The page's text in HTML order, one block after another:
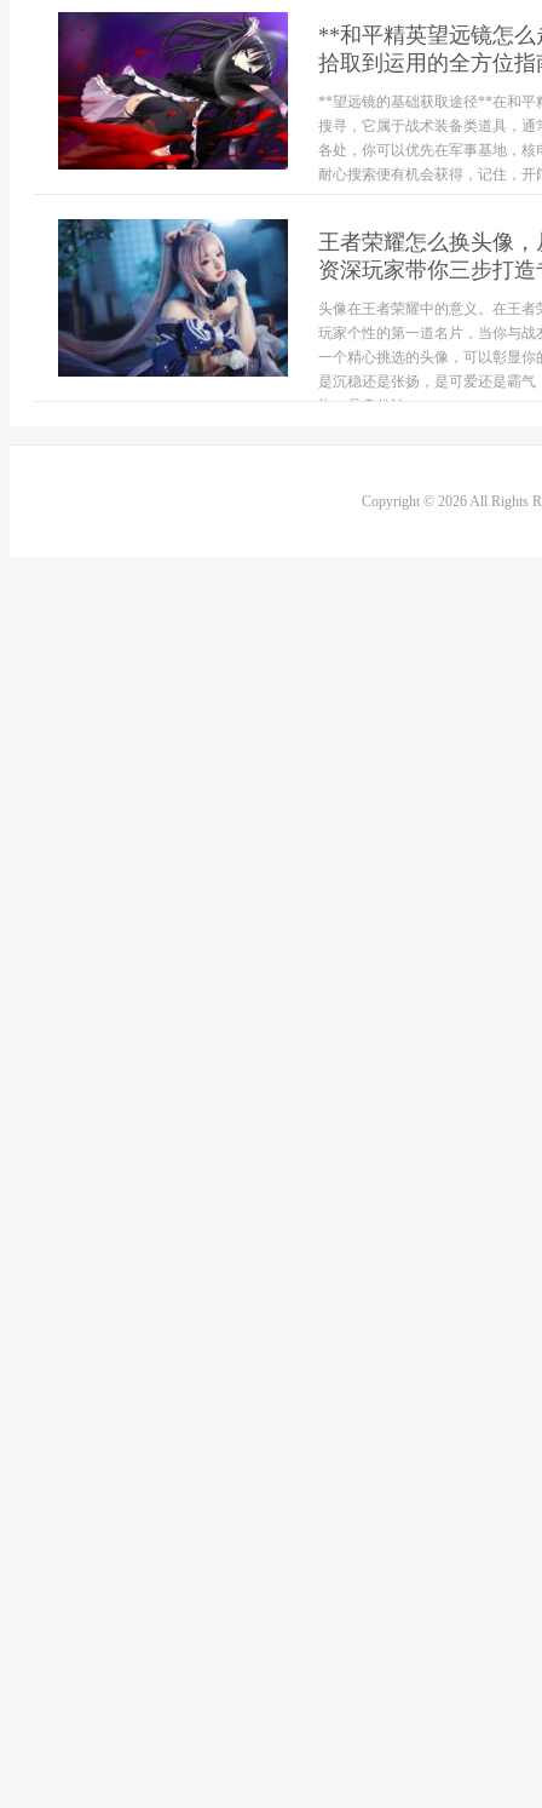
**和平精英望远镜怎
拾取到运用的全方位
**望远镜的基础获取途径**在和平
搜寻，它属于战术装备类道具，
各处，你可以优先在军事基地，
耐心搜索便有机会获得，记住，
王者荣耀怎么换头像
资深玩家带你三步打
头像在王者荣耀中的意义。在王
玩家个性的第一道名片，当你与
一个精心挑选的头像，可以彰显
是沉稳还是张扬，是可爱还是霸
旗，是身份认...
Copyright © 2026 All Rights